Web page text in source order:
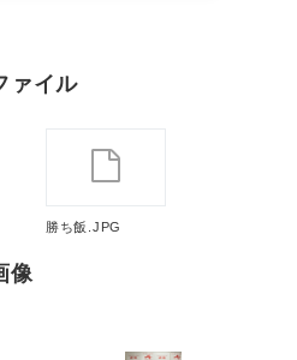
ァイル
勝ち飯.JPG
像